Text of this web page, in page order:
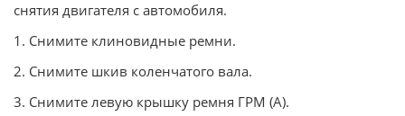
снятия двигателя с автомобиля.
1. Снимите клиновидные ремни.
2. Снимите шкив коленчатого вала.
3. Снимите левую крышку ремня ГРМ (А).